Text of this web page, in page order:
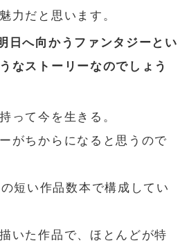
力だと思います。
日へ向かうファンタジーとい
なストーリーなのでしょう
って今を生きる。
がちからになると思うので
短い作品数本で構成してい
いた作品で、ほとんどが特